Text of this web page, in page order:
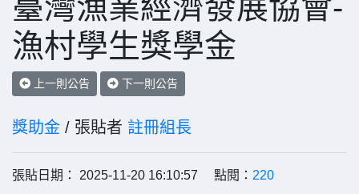
臺灣漁業經濟發展協會-
漁村學生獎學金
上一則公告 下一則公告
獎助金 / 張貼者 註冊組長
張貼日期： 2025-11-20 16:10:57 點閱： 220